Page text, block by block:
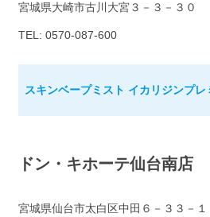
宮城県大崎市古川大宮３－３－３０
TEL: 0570-087-600
スキンベープミスト イカリジンプ
ドン・キホーテ仙台南店
宮城県仙台市太白区中田６－３３－１